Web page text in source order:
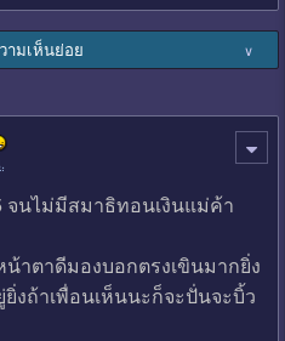
ามเห็นย่อย ∨
จนไม่มีสมาธิทอนเงินแม่ค้า
าตาดีมองบอกตรงเขินมากยิ่ง
งถ้าเพื่อนเห็นนะก็จะปั่นจะบิ้ว